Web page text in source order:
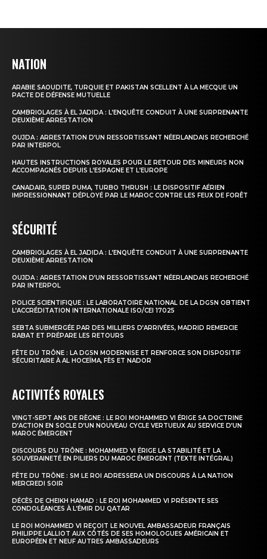
l'intelligence de
S'ABONNER MAINTENANT
Insight Publications
À propos
NATION
ARABIE SAOUDITE, TURQUIE ET PAKISTAN SCELLENT À LA MECQUE UN
PACTE DE DÉFENSE MUTUELLE
CAMBRIOLAGES À EL JADIDA : L’ENQUÊTE CONDUIT À UNE SURPRENANTE
DEUXIÈME ARRESTATION
OUJDA : ARRESTATION D’UN RESSORTISSANT NÉERLANDAIS RECHERCHÉ
PAR INTERPOL
HAUTES INSTRUCTIONS ROYALES POUR LE RETOUR DES MINEURS NON
ACCOMPAGNÉS DEPUIS L’ESPAGNE ET L’EUROPE
CANADAIR, SUPER PUMA, TURBO THRUSH : LE DISPOSITIF AÉRIEN
IMPRESSIONNANT DÉPLOYÉ PAR LE MAROC CONTRE LES FEUX DE FORÊT
SÉCURITÉ
CAMBRIOLAGES À EL JADIDA : L’ENQUÊTE CONDUIT À UNE SURPRENANTE
DEUXIÈME ARRESTATION
OUJDA : ARRESTATION D’UN RESSORTISSANT NÉERLANDAIS RECHERCHÉ
PAR INTERPOL
POLICE SCIENTIFIQUE : LE LABORATOIRE NATIONAL DE LA DGSN OBTIENT
L’ACCRÉDITATION INTERNATIONALE ISO/CEI 17025
SEBTA SUBMERGÉE PAR DES MILLIERS D’ARRIVÉES, MADRID REMERCIE
RABAT ET PRÉPARE LES RETOURS
FÊTE DU TRÔNE : LA DGSN MODERNISE ET RENFORCE SON DISPOSITIF
SÉCURITAIRE À AL HOCEÏMA, FÈS ET NADOR
ACTIVITÉS ROYALES
VINGT-SEPT ANS DE RÈGNE : LE ROI MOHAMMED VI ÉRIGE SA DOCTRINE
D’ACTION EN SOCLE D’UN NOUVEAU CYCLE VERTUEUX AU SERVICE D’UN
MAROC ÉMERGENT
DISCOURS DU TRÔNE : MOHAMMED VI ÉRIGE LA STABILITÉ ET LA
SOUVERAINETÉ EN PILIERS DU MAROC ÉMERGENT (TEXTE INTÉGRAL)
FÊTE DU TRÔNE : SM LE ROI ADRESSERA UN DISCOURS À LA NATION
MERCREDI SOIR
DÉCÈS DE CHEIKH HAMAD : LE ROI MOHAMMED VI PRÉSENTE SES
CONDOLÉANCES À L’ÉMIR DU QATAR
LE ROI MOHAMMED VI REÇOIT LE NOUVEL AMBASSADEUR FRANÇAIS
PHILIPPE LALLIOT AUX CÔTÉS DE SES HOMOLOGUES AMÉRICAIN ET
EUROPÉEN ET NEUF AUTRES AMBASSADEURS